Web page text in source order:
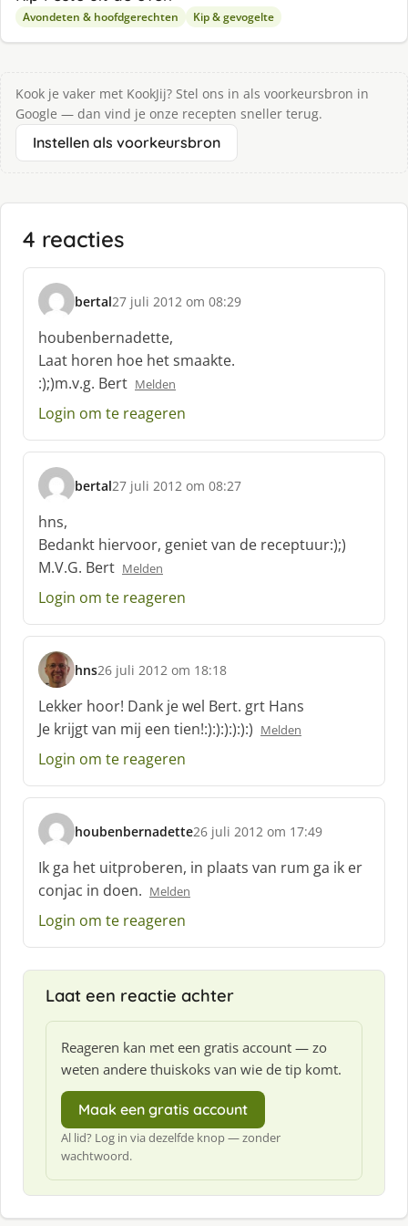
Avondeten & hoofdgerechten Kip & gevogelte
Kook je vaker met KookJij? Stel ons in als voorkeursbron in
Google — dan vind je onze recepten sneller terug.
Instellen als voorkeursbron
4 reacties
bertal
s
c
h
r
e
e
:
27 juli 2012 om 08:29
houbenbernadette,
Laat horen hoe het smaakte.
:);)m.v.g. Bert Melden
Login om te reageren
bertal
s
c
h
r
e
e
:
27 juli 2012 om 08:27
hns,
Bedankt hiervoor, geniet van de receptuur:);)
M.V.G. Bert Melden
Login om te reageren
hns
s
c
h
r
e
f
26 juli 2012 om 18:18
Lekker hoor! Dank je wel Bert. grt Hans
Je krijgt van mij een tien!:):):):):):) Melden
Login om te reageren
houbenbernadette
s
c
h
r
e
:
26 juli 2012 om 17:49
Ik ga het uitproberen, in plaats van rum ga ik er
conjac in doen. Melden
Login om te reageren
Laat een reactie achter
Reageren kan met een gratis account — zo
weten andere thuiskoks van wie de tip komt.
Maak een gratis account
Al lid? Log in via dezelfde knop — zonder
wachtwoord.